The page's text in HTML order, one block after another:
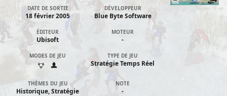
DATE DE SORTIE
18 février 2005
DÉVELOPPEUR
Blue Byte Software
ÉDITEUR
Ubisoft
MOTEUR
-
MODES DE JEU TYPE DE JEU
Stratégie Temps Réel
THÈMES DU JEU
Historique, Stratégie
NOTE
-